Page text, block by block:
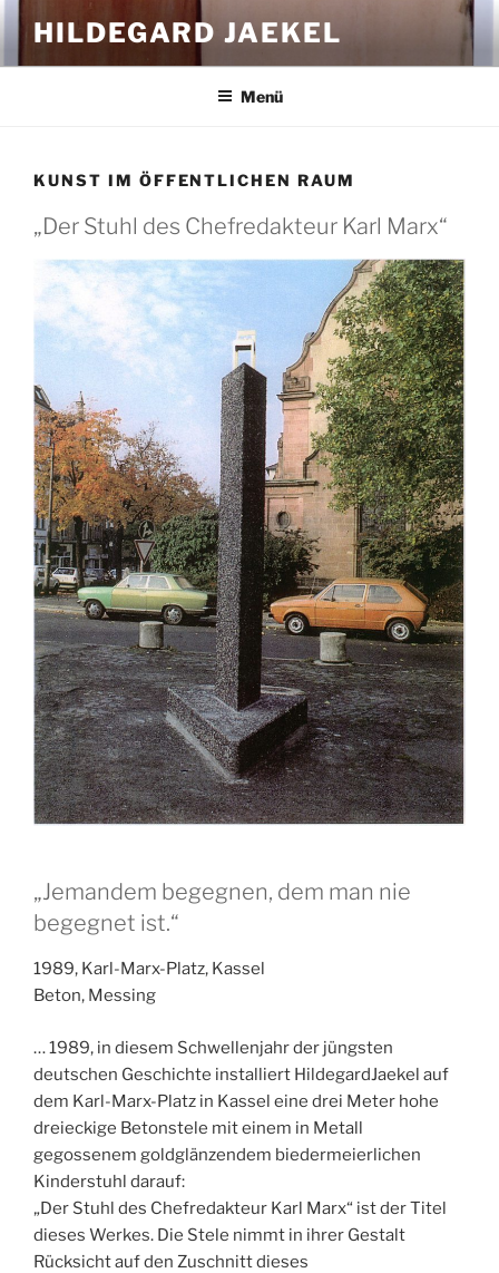
Inhalt
springen
HILDEGARD JAEKEL
Menü
KUNST IM ÖFFENTLICHEN RAUM
„Der Stuhl des Chefredakteur Karl Marx“
„Jemandem begegnen, dem man nie
begegnet ist.“
1989, Karl-Marx-Platz, Kassel
Beton, Messing
… 1989, in diesem Schwellenjahr der jüngsten
deutschen Geschichte installiert HildegardJaekel auf
dem Karl-Marx-Platz in Kassel eine drei Meter hohe
dreieckige Betonstele mit einem in Metall
gegossenem goldglänzendem biedermeierlichen
Kinderstuhl darauf:
„Der Stuhl des Chefredakteur Karl Marx“ ist der Titel
dieses Werkes. Die Stele nimmt in ihrer Gestalt
Rücksicht auf den Zuschnitt dieses